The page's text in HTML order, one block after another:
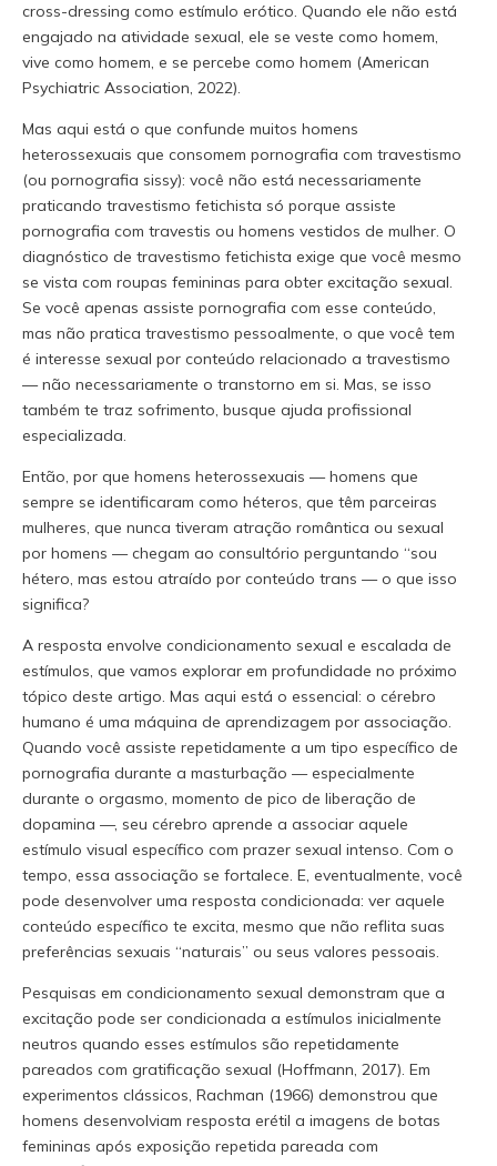
cross-dressing como estímulo erótico. Quando ele não está
engajado na atividade sexual, ele se veste como homem,
vive como homem, e se percebe como homem (American
Psychiatric Association, 2022).
Mas aqui está o que confunde muitos homens
heterossexuais que consomem pornografia com travestismo
(ou pornografia sissy): você não está necessariamente
praticando travestismo fetichista só porque assiste
pornografia com travestis ou homens vestidos de mulher. O
diagnóstico de travestismo fetichista exige que você mesmo
se vista com roupas femininas para obter excitação sexual.
Se você apenas assiste pornografia com esse conteúdo,
mas não pratica travestismo pessoalmente, o que você tem
é interesse sexual por conteúdo relacionado a travestismo
— não necessariamente o transtorno em si. Mas, se isso
também te traz sofrimento, busque ajuda profissional
especializada.
Então, por que homens heterossexuais — homens que
sempre se identificaram como héteros, que têm parceiras
mulheres, que nunca tiveram atração romântica ou sexual
por homens — chegam ao consultório perguntando “sou
hétero, mas estou atraído por conteúdo trans — o que isso
significa?
A resposta envolve condicionamento sexual e escalada de
estímulos, que vamos explorar em profundidade no próximo
tópico deste artigo. Mas aqui está o essencial: o cérebro
humano é uma máquina de aprendizagem por associação.
Quando você assiste repetidamente a um tipo específico de
pornografia durante a masturbação — especialmente
durante o orgasmo, momento de pico de liberação de
dopamina —, seu cérebro aprende a associar aquele
estímulo visual específico com prazer sexual intenso. Com o
tempo, essa associação se fortalece. E, eventualmente, você
pode desenvolver uma resposta condicionada: ver aquele
conteúdo específico te excita, mesmo que não reflita suas
preferências sexuais “naturais” ou seus valores pessoais.
Pesquisas em condicionamento sexual demonstram que a
excitação pode ser condicionada a estímulos inicialmente
neutros quando esses estímulos são repetidamente
pareados com gratificação sexual (Hoffmann, 2017). Em
experimentos clássicos, Rachman (1966) demonstrou que
homens desenvolviam resposta erétil a imagens de botas
femininas após exposição repetida pareada com